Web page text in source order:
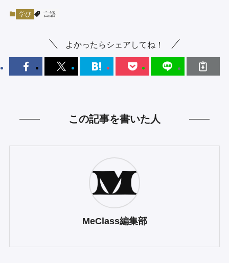
学び 言語
よかったらシェアしてね！
この記事を書いた人
MeClass編集部